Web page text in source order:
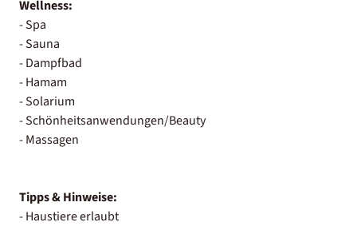
Wellness:
- Spa
- Sauna
- Dampfbad
- Hamam
- Solarium
- Schönheitsanwendungen/Beauty
- Massagen
Tipps & Hinweise:
- Haustiere erlaubt